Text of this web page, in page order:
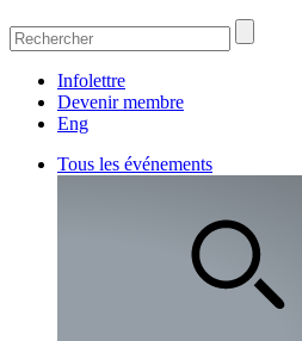
Infolettre
Devenir membre
Eng
Tous les événements